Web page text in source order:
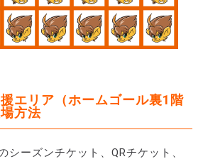
エリア（ホームゴール裏1階
方法
シーズンチケット、QRチケット、